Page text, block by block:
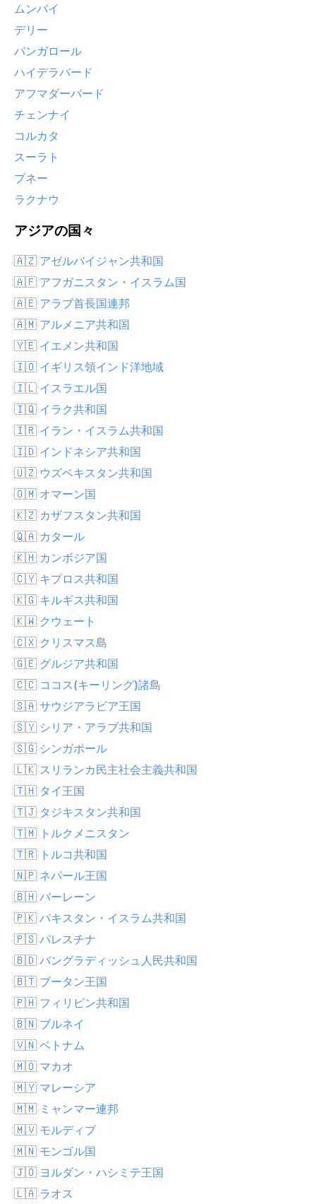
ムンバイ
デリー
バンガロール
ハイデラバード
アフマダーバード
チェンナイ
コルカタ
スーラト
プネー
ラクナウ
アジアの国々
🇦🇿 アゼルバイジャン共和国
🇦🇫 アフガニスタン・イスラム国
🇦🇪 アラブ首長国連邦
🇦🇲 アルメニア共和国
🇾🇪 イエメン共和国
🇮🇴 イギリス領インド洋地域
🇮🇱 イスラエル国
🇮🇶 イラク共和国
🇮🇷 イラン・イスラム共和国
🇮🇩 インドネシア共和国
🇺🇿 ウズベキスタン共和国
🇴🇲 オマーン国
🇰🇿 カザフスタン共和国
🇶🇦 カタール
🇰🇭 カンボジア国
🇨🇾 キプロス共和国
🇰🇬 キルギス共和国
🇰🇼 クウェート
🇨🇽 クリスマス島
🇬🇪 グルジア共和国
🇨🇨 ココス(キーリング)諸島
🇸🇦 サウジアラビア王国
🇸🇾 シリア・アラブ共和国
🇸🇬 シンガポール
🇱🇰 スリランカ民主社会主義共和国
🇹🇭 タイ王国
🇹🇯 タジキスタン共和国
🇹🇲 トルクメニスタン
🇹🇷 トルコ共和国
🇳🇵 ネパール王国
🇧🇭 バーレーン
🇵🇰 パキスタン・イスラム共和国
🇵🇸 パレスチナ
🇧🇩 バングラディッシュ人民共和国
🇧🇹 ブータン王国
🇵🇭 フィリピン共和国
🇧🇳 ブルネイ
🇻🇳 ベトナム
🇲🇴 マカオ
🇲🇾 マレーシア
🇲🇲 ミャンマー連邦
🇲🇻 モルディブ
🇲🇳 モンゴル国
🇯🇴 ヨルダン・ハシミテ王国
🇱🇦 ラオス